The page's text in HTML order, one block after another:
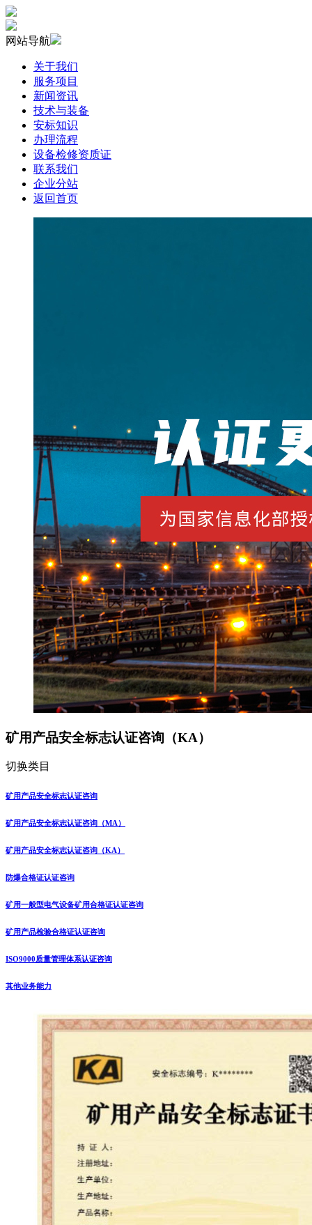
网站导航
关于我们
服务项目
新闻资讯
技术与装备
安标知识
办理流程
设备检修资质证
联系我们
企业分站
返回首页
矿用产品安全标志认证咨询（KA）
切换类目
矿用产品安全标志认证咨询
矿用产品安全标志认证咨询（MA）
矿用产品安全标志认证咨询（KA）
防爆合格证认证咨询
矿用一般型电气设备矿用合格证认证咨询
矿用产品检验合格证认证咨询
ISO9000质量管理体系认证咨询
其他业务能力